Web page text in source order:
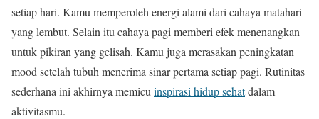
setiap hari. Kamu memperoleh energi alami dari cahaya matahari
yang lembut. Selain itu cahaya pagi memberi efek menenangkan
untuk pikiran yang gelisah. Kamu juga merasakan peningkatan
mood setelah tubuh menerima sinar pertama setiap pagi. Rutinitas
sederhana ini akhirnya memicu inspirasi hidup sehatdalam
aktivitasmu.